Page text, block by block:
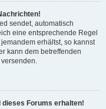
sendet, automatisch
eine entsprechende Regel
erhältst, so kannst
kann dem betreffenden
dieses Forums erhalten!